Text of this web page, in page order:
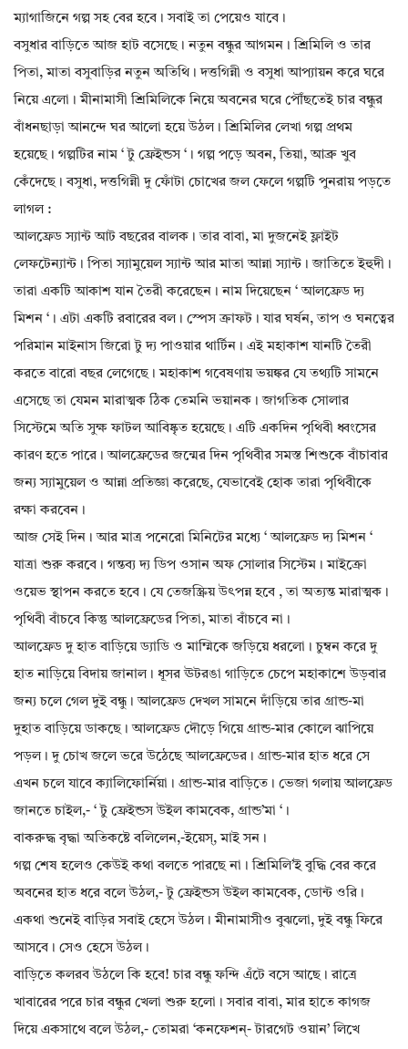
ম্যাগাজিনে গল্প সহ বের হবে। সবাই তা পেয়েও যাবে।
বসুধার বাড়িতে আজ হাট বসেছে। নতুন বন্ধুর আগমন। শ্রিমিলি ও তার
পিতা, মাতা বসুবাড়ির নতুন অতিথি। দত্তগিন্নী ও বসুধা আপ্যায়ন করে ঘরে
নিয়ে এলো। মীনামাসী শ্রিমিলিকে নিয়ে অবনের ঘরে পৌঁছতেই চার বন্ধুর
বাঁধনছাড়া আনন্দে ঘর আলো হয়ে উঠল। শ্রিমিলির লেখা গল্প প্রথম
হয়েছে। গল্পটির নাম ‘ টু ফ্রেইন্ডস ‘। গল্প পড়ে অবন, তিয়া, আব্রু খুব
কেঁদেছে। বসুধা, দত্তগিন্নী দু ফোঁটা চোখের জল ফেলে গল্পটি পুনরায় পড়তে
লাগল :
আলফ্রেড স‍্যান্ট আট বছরের বালক। তার বাবা, মা দুজনেই ফ্লাইট
লেফটেন্যান্ট। পিতা স‍্যামুয়েল স‍্যান্ট আর মাতা আন্না স‍্যান্ট। জাতিতে ইহুদী।
তারা একটি আকাশ যান তৈরী করেছেন। নাম দিয়েছেন ‘ আলফ্রেড দ্য
মিশন ‘। এটা একটি রবারের বল। স্পেস ক্রাফট। যার ঘর্ষন, তাপ ও ঘনত্বের
পরিমান মাইনাস জিরো টু দ্য পাওয়ার থার্টিন। এই মহাকাশ যানটি তৈরী
করতে বারো বছর লেগেছে। মহাকাশ গবেষণায় ভয়ঙ্কর যে তথ্যটি সামনে
এসেছে তা যেমন মারাত্মক ঠিক তেমনি ভয়ানক। জাগতিক সোলার
সিস্টেমে অতি সুক্ষ ফাটল আবিষ্কৃত হয়েছে। এটি একদিন পৃথিবী ধ্বংসের
কারণ হতে পারে। আলফ্রেডের জন্মের দিন পৃথিবীর সমস্ত শিশুকে বাঁচাবার
জন‍্য স‍্যামুয়েল ও আন্না প্রতিজ্ঞা করেছে, যেভাবেই হোক তারা পৃথিবীকে
রক্ষা করবেন।
আজ সেই দিন। আর মাত্র পনেরো মিনিটের মধ‍্যে ‘ আলফ্রেড দ্য মিশন ‘
যাত্রা শুরু করবে। গন্তব্য দ্য ডিপ ওসান অফ সোলার সিস্টেম। মাইক্রো
ওয়েভ স্থাপন করতে হবে। যে তেজস্ক্রিয় উৎপন্ন হবে , তা অত‍্যন্ত মারাত্মক।
পৃথিবী বাঁচবে কিন্তু আলফ্রেডের পিতা, মাতা বাঁচবে না।
আলফ্রেড দু হাত বাড়িয়ে ড‍্যাডি ও মাম্মিকে জড়িয়ে ধরলো। চুম্বন করে দু
হাত নাড়িয়ে বিদায় জানাল। ধূসর ঊটরঙা গাড়িতে চেপে মহাকাশে উড়বার
জন‍্য চলে গেল দুই বন্ধু। আলফ্রেড দেখল সামনে দাঁড়িয়ে তার গ্রান্ড-মা
দুহাত বাড়িয়ে ডাকছে। আলফ্রেড দৌড়ে গিয়ে গ্রান্ড-মার কোলে ঝাপিয়ে
পড়ল। দু চোখ জলে ভরে উঠেছে আলফ্রেডের। গ্রান্ড-মার হাত ধরে সে
এখন চলে যাবে ক্যালিফোর্নিয়া। গ্রান্ড-মার বাড়িতে। ভেজা গলায় আলফ্রেড
জানতে চাইল,- ‘ টু ফ্রেইন্ডস উইল কামবেক, গ্রান্ড’মা ‘।
বাকরুদ্ধ বৃদ্ধা অতিকষ্টে বলিলেন,-ইয়েস্, মাই সন।
গল্প শেষ হলেও কেউই কথা বলতে পারছে না। শ্রিমিলি’ই বুদ্ধি বের করে
অবনের হাত ধরে বলে উঠল,- টু ফ্রেইন্ডস উইল কামবেক, ডোন্ট ওরি।
একথা শুনেই বাড়ির সবাই হেসে উঠল। মীনামাসীও বুঝলো, দুই বন্ধু ফিরে
আসবে। সেও হেসে উঠল।
বাড়িতে কলরব উঠলে কি হবে! চার বন্ধু ফন্দি এঁটে বসে আছে। রাত্রে
খাবারের পরে চার বন্ধুর খেলা শুরু হলো। সবার বাবা, মার হাতে কাগজ
দিয়ে একসাথে বলে উঠল,- তোমরা ‘কনফেশন্- টারগেট ওয়ান’ লিখে